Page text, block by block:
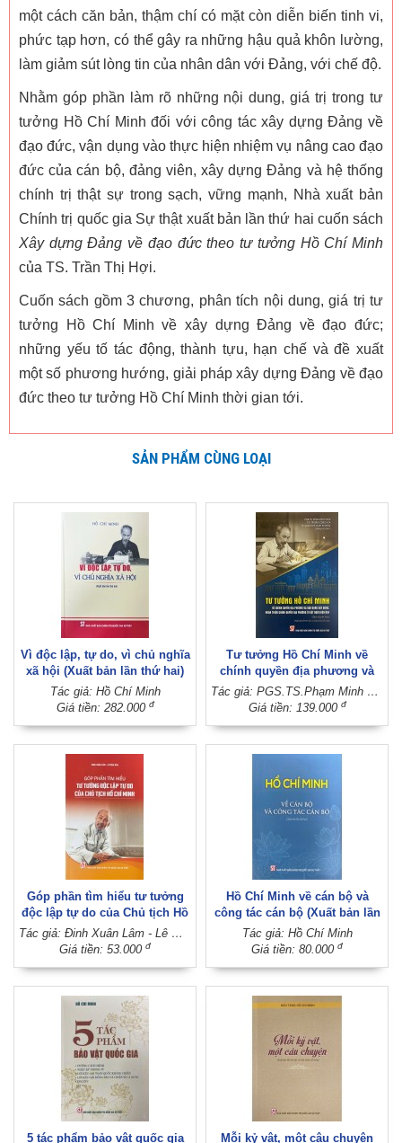
một cách căn bản, thậm chí có mặt còn diễn biến tinh vi,
phức tạp hơn, có thể gây ra những hậu quả khôn lường,
làm giảm sút lòng tin của nhân dân với Đảng, với chế độ.
Nhằm góp phần làm rõ những nội dung, giá trị trong tư
tưởng Hồ Chí Minh đối với công tác xây dựng Đảng về
đạo đức, vận dụng vào thực hiện nhiệm vụ nâng cao đạo
đức của cán bộ, đảng viên, xây dựng Đảng và hệ thống
chính trị thật sự trong sạch, vững mạnh, Nhà xuất bản
Chính trị quốc gia Sự thật xuất bản lần thứ hai cuốn sách
Xây dựng Đảng về đạo đức theo tư tưởng Hồ Chí Minh
của TS. Trần Thị Hợi.
Cuốn sách gồm 3 chương, phân tích nội dung, giá trị tư
tưởng Hồ Chí Minh về xây dựng Đảng về đạo đức;
những yếu tố tác động, thành tựu, hạn chế và đề xuất
một số phương hướng, giải pháp xây dựng Đảng về đạo
đức theo tư tưởng Hồ Chí Minh thời gian tới.
SẢN PHẨM CÙNG LOẠI
Vì độc lập, tự do, vì chủ nghĩa
xã hội (Xuất bản lần thứ hai)
Tác giả: Hồ Chí Minh
Giá tiền: 282.000 đ
Tư tưởng Hồ Chí Minh về
chính quyền địa phương và
vận dụng xây dựng, hoàn
thiện chính quyền địa phương
thứ hai, có sửa chữa, bổ sung)
Tác giả: PGS.TS.Phạm Minh Tuấn - TS. Trương Cộng Hòa - TS. Quách Thị Minh Phượng (Đồng chủ biên)
Giá tiền: 139.000 đ
Góp phần tìm hiểu tư tưởng
độc lập tự do của Chủ tịch Hồ
Chí Minh
Tác giả: Đinh Xuân Lâm - Lê Mậu Hãn
Giá tiền: 53.000 đ
Hồ Chí Minh về cán bộ và
công tác cán bộ (Xuất bản lần
thứ hai)
Tác giả: Hồ Chí Minh
Giá tiền: 80.000 đ
5 tác phẩm bảo vật quốc gia
Mỗi kỷ vật, một câu chuyện